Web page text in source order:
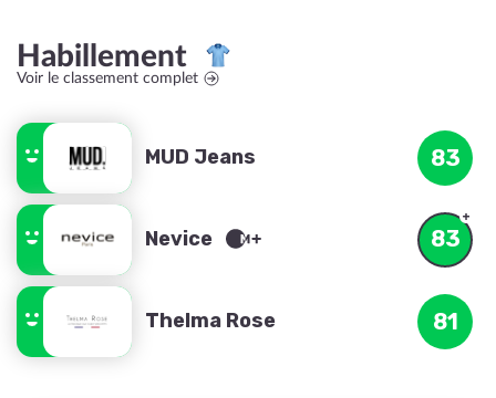
Habillement
Voir le classement complet
MUD Jeans 83
Nevice 83
Thelma Rose 81